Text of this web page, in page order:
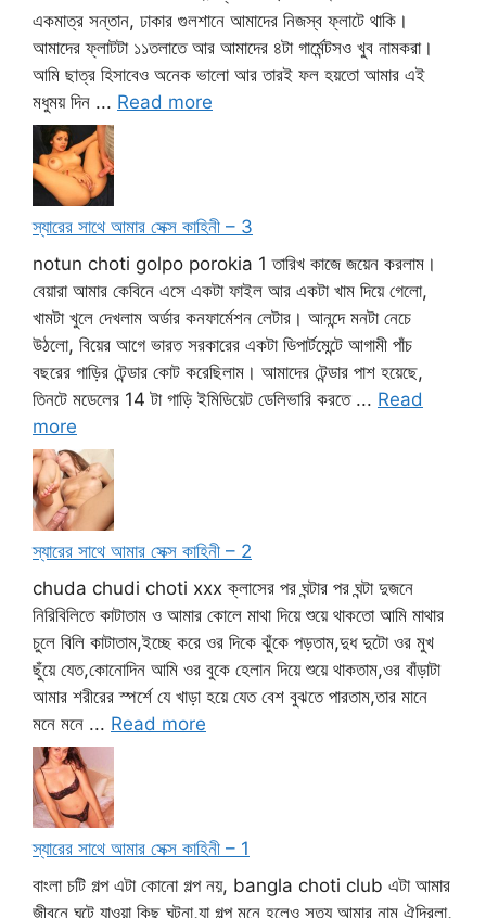
একমাত্র সন্তান, ঢাকার গুলশানে আমাদের নিজস্ব ফ্লাটে থাকি।
আমাদের ফ্লাটটা ১১তলাতে আর আমাদের ৪টা গার্মেন্টসও খুব নামকরা।
আমি ছাত্র হিসাবেও অনেক ভালো আর তারই ফল হয়তো আমার এই
মধুময় দিন ... Read more
স্যারের সাথে আমার সেক্স কাহিনী – 3
notun choti golpo porokia 1 তারিখ কাজে জয়েন করলাম।
বেয়ারা আমার কেবিনে এসে একটা ফাইল আর একটা খাম দিয়ে গেলো,
খামটা খুলে দেখলাম অর্ডার কনফার্মেশন লেটার। আনন্দে মনটা নেচে
উঠলো, বিয়ের আগে ভারত সরকারের একটা ডিপার্টমেন্টে আগামী পাঁচ
বছরের গাড়ির টেন্ডার কোট করেছিলাম। আমাদের টেন্ডার পাশ হয়েছে,
তিনটে মডেলের 14 টা গাড়ি ইমিডিয়েট ডেলিভারি করতে ... Read
more
স্যারের সাথে আমার সেক্স কাহিনী – 2
chuda chudi choti xxx ক্লাসের পর ঘন্টার পর ঘন্টা দুজনে
নিরিবিলিতে কাটাতাম ও আমার কোলে মাথা দিয়ে শুয়ে থাকতো আমি মাথার
চুলে বিলি কাটাতাম,ইচ্ছে করে ওর দিকে ঝুঁকে পড়তাম,দুধ দুটো ওর মুখ
ছুঁয়ে যেত,কোনোদিন আমি ওর বুকে হেলান দিয়ে শুয়ে থাকতাম,ওর বাঁড়াটা
আমার শরীরের স্পর্শে যে খাড়া হয়ে যেত বেশ বুঝতে পারতাম,তার মানে
মনে মনে ... Read more
স্যারের সাথে আমার সেক্স কাহিনী – 1
বাংলা চটি গল্প এটা কোনো গল্প নয়, bangla choti club এটা আমার
জীবনে ঘটে যাওয়া কিছু ঘটনা,যা গল্প মনে হলেও সত্য আমার নাম ঐন্দ্রিলা,